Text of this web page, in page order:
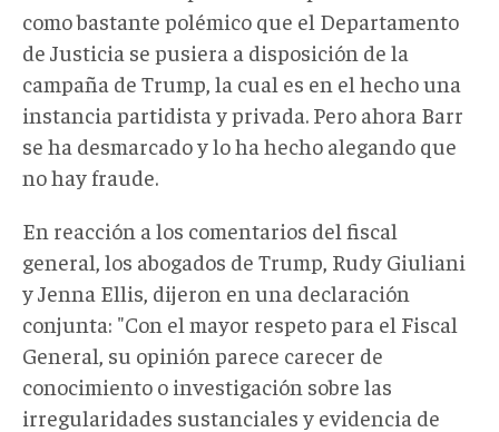
como bastante polémico que el Departamento
de Justicia se pusiera a disposición de la
campaña de Trump, la cual es en el hecho una
instancia partidista y privada. Pero ahora Barr
se ha desmarcado y lo ha hecho alegando que
no hay fraude.
En reacción a los comentarios del fiscal
general, los abogados de Trump, Rudy Giuliani
y Jenna Ellis, dijeron en una declaración
conjunta: "Con el mayor respeto para el Fiscal
General, su opinión parece carecer de
conocimiento o investigación sobre las
irregularidades sustanciales y evidencia de